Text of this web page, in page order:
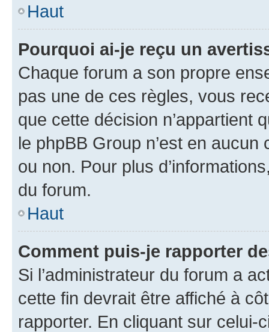
Haut
Pourquoi ai-je reçu un
Chaque forum a son propre
pas une de ces règles, vous
que cette décision n’appartient
le phpBB Group n’est en
ou non. Pour plus
du forum.
Haut
Comment puis-je rapporter
Si l’administrateur du forum a
cette fin devrait être affiché à
rapporter. En cliquant sur